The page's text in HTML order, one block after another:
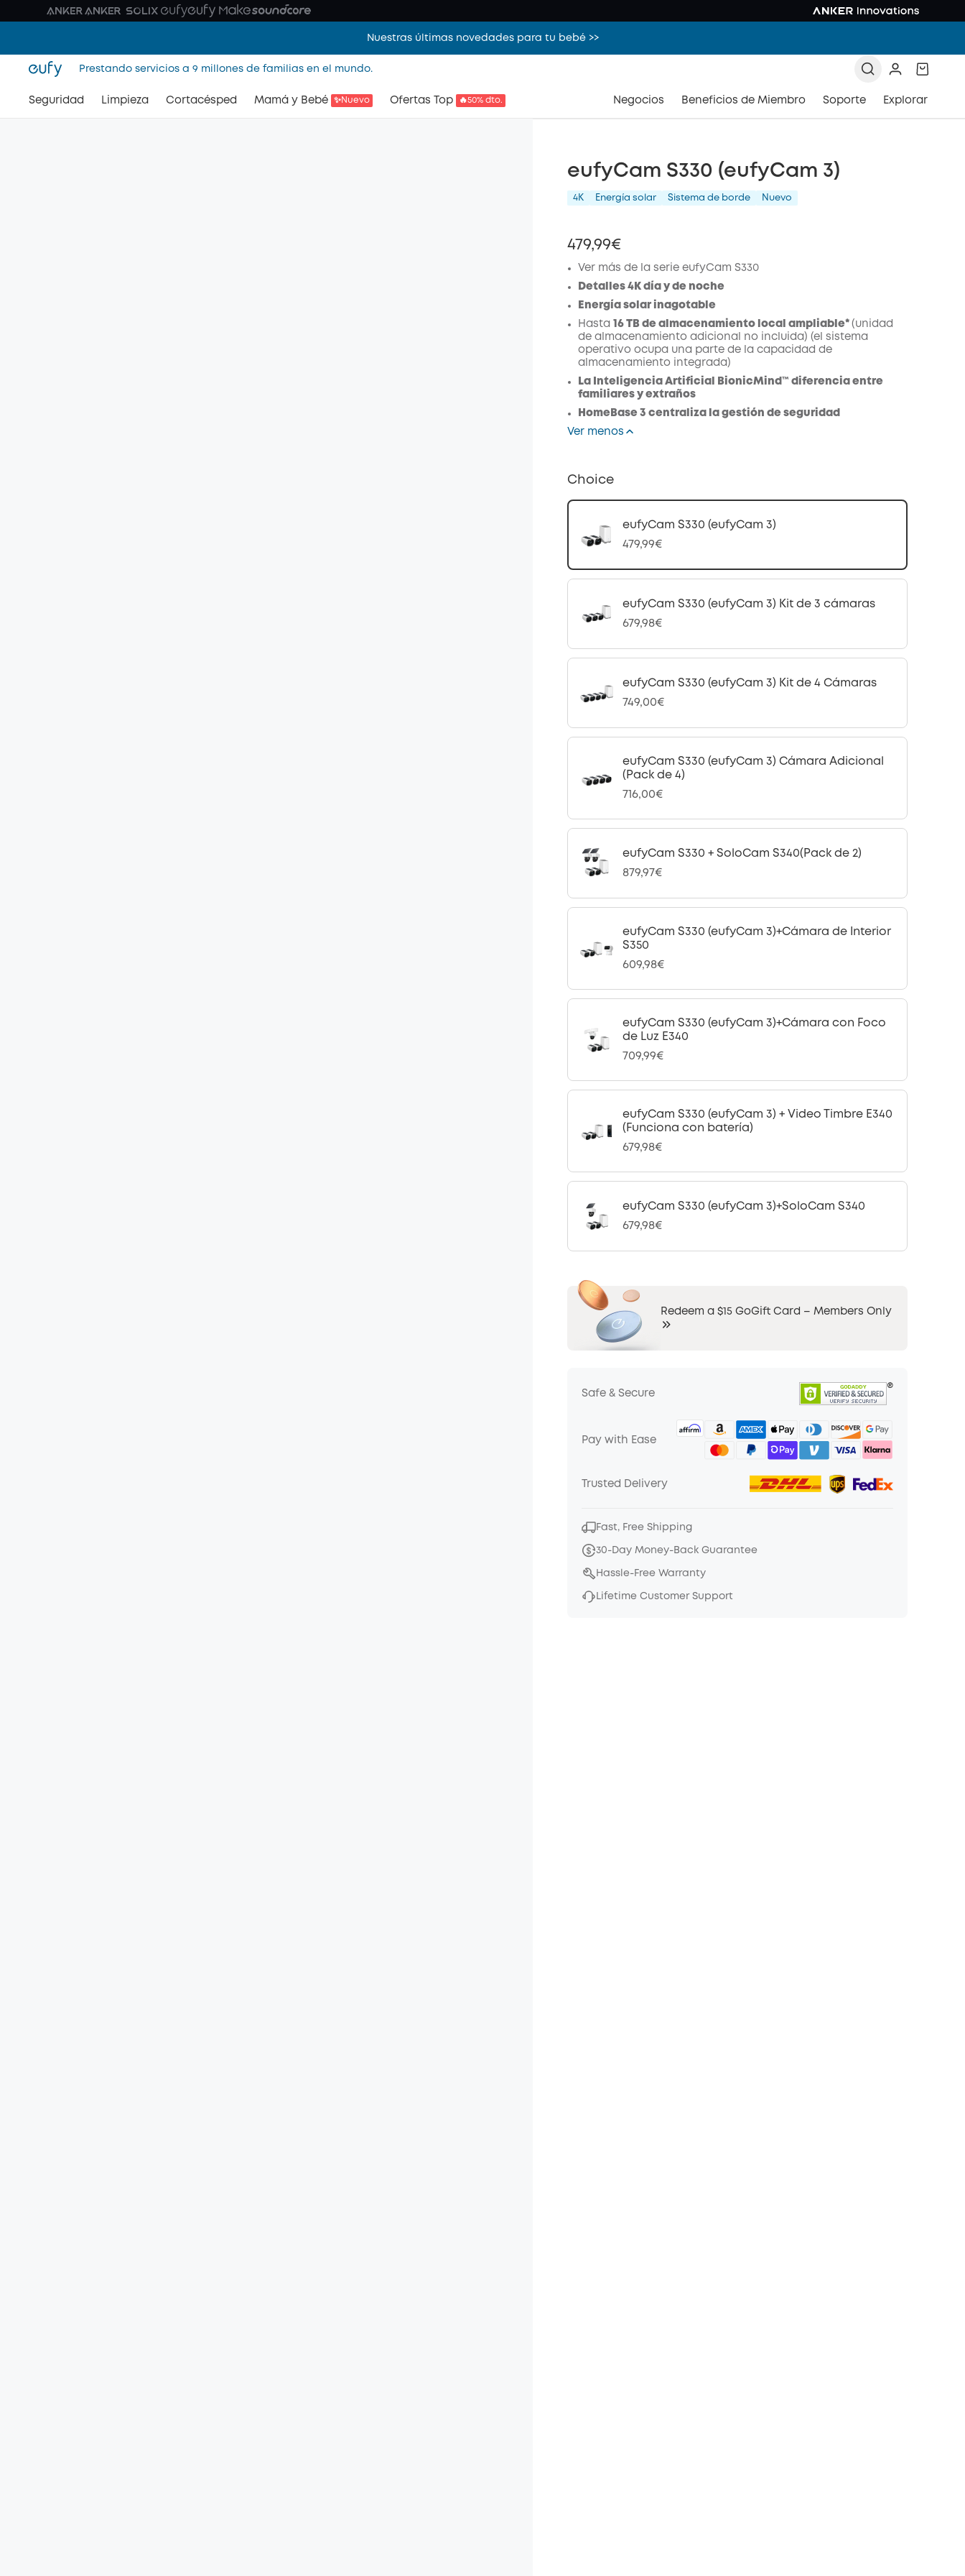
Nuestras últimas novedades para tu bebé >>
Prestando servicios a 9 millones de familias en el mundo.
Seguridad Limpieza Cortacésped Mamá y Bebé ✨Nuevo Ofertas Top 🔥50% dto. Negocios Beneficios de Miembro Soporte Explorar
eufyCam S330 (eufyCam 3)
4K Energía solar Sistema de borde Nuevo
479,99€
Ver más de la serie eufyCam S330
Detalles 4K día y de noche
Energía solar inagotable
Hasta 16 TB de almacenamiento local ampliable* (unidad
de almacenamiento adicional no incluida) (el sistema
operativo ocupa una parte de la capacidad de
almacenamiento integrada)
La Inteligencia Artificial BionicMind™ diferencia entre
familiares y extraños
HomeBase 3 centraliza la gestión de seguridad
Ver menos
Choice
eufyCam S330 (eufyCam 3)
479,99€
eufyCam S330 (eufyCam 3) Kit de 3 cámaras
679,98€
eufyCam S330 (eufyCam 3) Kit de 4 Cámaras
749,00€
eufyCam S330 (eufyCam 3) Cámara Adicional
(Pack de 4)
716,00€
eufyCam S330 + SoloCam S340(Pack de 2)
879,97€
eufyCam S330 (eufyCam 3)+Cámara de Interior
S350
609,98€
eufyCam S330 (eufyCam 3)+Cámara con Foco
de Luz E340
709,99€
eufyCam S330 (eufyCam 3) + Video Timbre E340
(Funciona con batería)
679,98€
eufyCam S330 (eufyCam 3)+SoloCam S340
679,98€
Redeem a $15 GoGift Card – Members Only
Safe & Secure
Pay with Ease
Trusted Delivery
Fast, Free Shipping
30-Day Money-Back Guarantee
Hassle-Free Warranty
Lifetime Customer Support